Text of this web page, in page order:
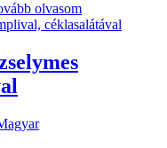
olvasom